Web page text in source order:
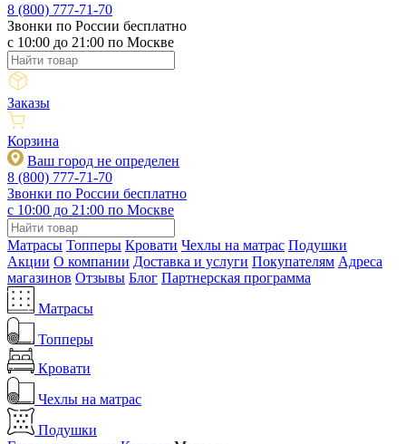
8 (800) 777-71-70
Звонки по России бесплатно
c 10:00 до 21:00 по Москве
Заказы
Корзина
Ваш город не определен
8 (800) 777-71-70
Звонки по России бесплатно
c 10:00 до 21:00 по Москве
Матрасы Топперы Кровати Чехлы на матрас Подушки
Акции О компании Доставка и услуги Покупателям Адреса
магазинов Отзывы Блог Партнерская программа
Матрасы
Топперы
Кровати
Чехлы на матрас
Подушки